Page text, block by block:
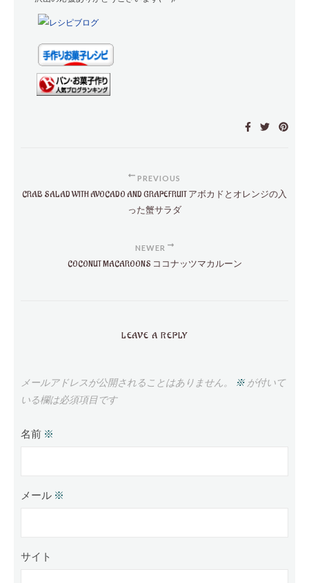
PREVIOUS
CRAB SALAD WITH AVOCADO AND GRAPEFRUIT アボカドとオレンジの入
った蟹サラダ
NEWER
COCONUT MACAROONS ココナッツマカルーン
LEAVE A REPLY
メールアドレスが公開されることはありません。 ※が付いて
いる欄は必須項目です
名前 ※
メール ※
サイト